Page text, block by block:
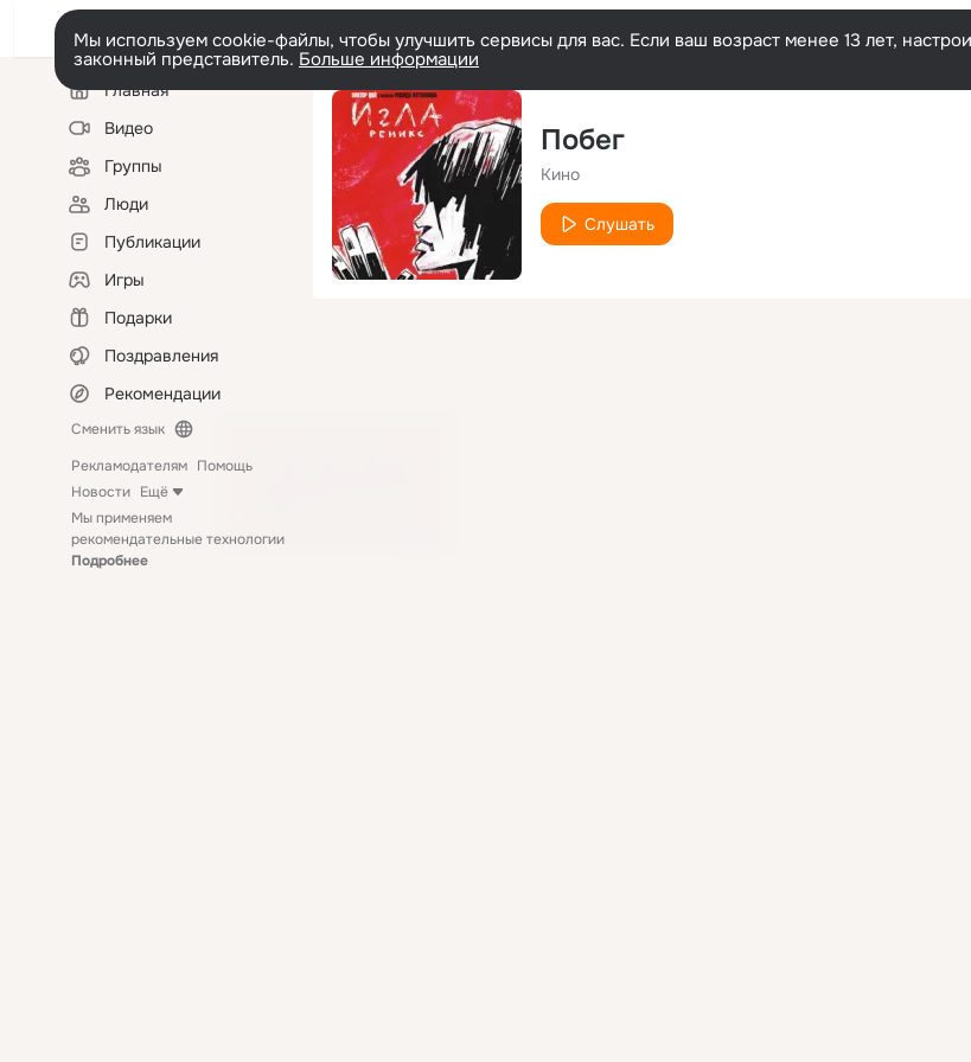
Мы используем cookie-файлы, чтобы улучшить сервисы для вас. Если ваш возраст менее 13 лет,
законный представитель. Больше информации
Левая
колонкаГлавная
Видео
Группы
Люди
Публикации
Игры
Подарки
Поздравления
Рекомендации
Сменить язык
Рекламодателям Помощь
Новости Ещё
Мы применяем
рекомендательные технологии
Подробнее
Побег
Кино
Слушать